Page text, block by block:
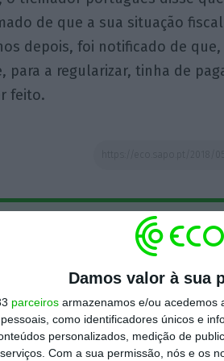
Damos valor à sua
parceiros armazenamos e/ou acedemos
como identificadores únicos e
personalizados, medição de
Com a sua permissão, nós e os
de que a sua situação
depois, foi notificado de
para a regularizar, tinha de
feito.
Premium
é mais importante do que
e rigoroso.
e tenha acesso a